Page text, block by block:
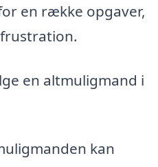
en række opgaver,
en altmuligmand i
kan